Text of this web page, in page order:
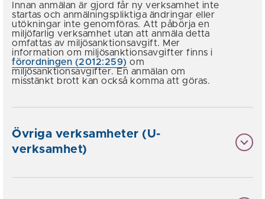
Innan anmälan är gjord får ny verksamhet inte
startas och anmälningspliktiga ändringar eller
utökningar inte genomföras. Att påbörja en
miljöfarlig verksamhet utan att anmäla detta
omfattas av miljösanktionsavgift. Mer
information om miljösanktionsavgifter finns i
förordningen (2012:259) om
miljösanktionsavgifter. En anmälan om
misstänkt brott kan också komma att göras.
Övriga verksamheter (U-
verksamhet)